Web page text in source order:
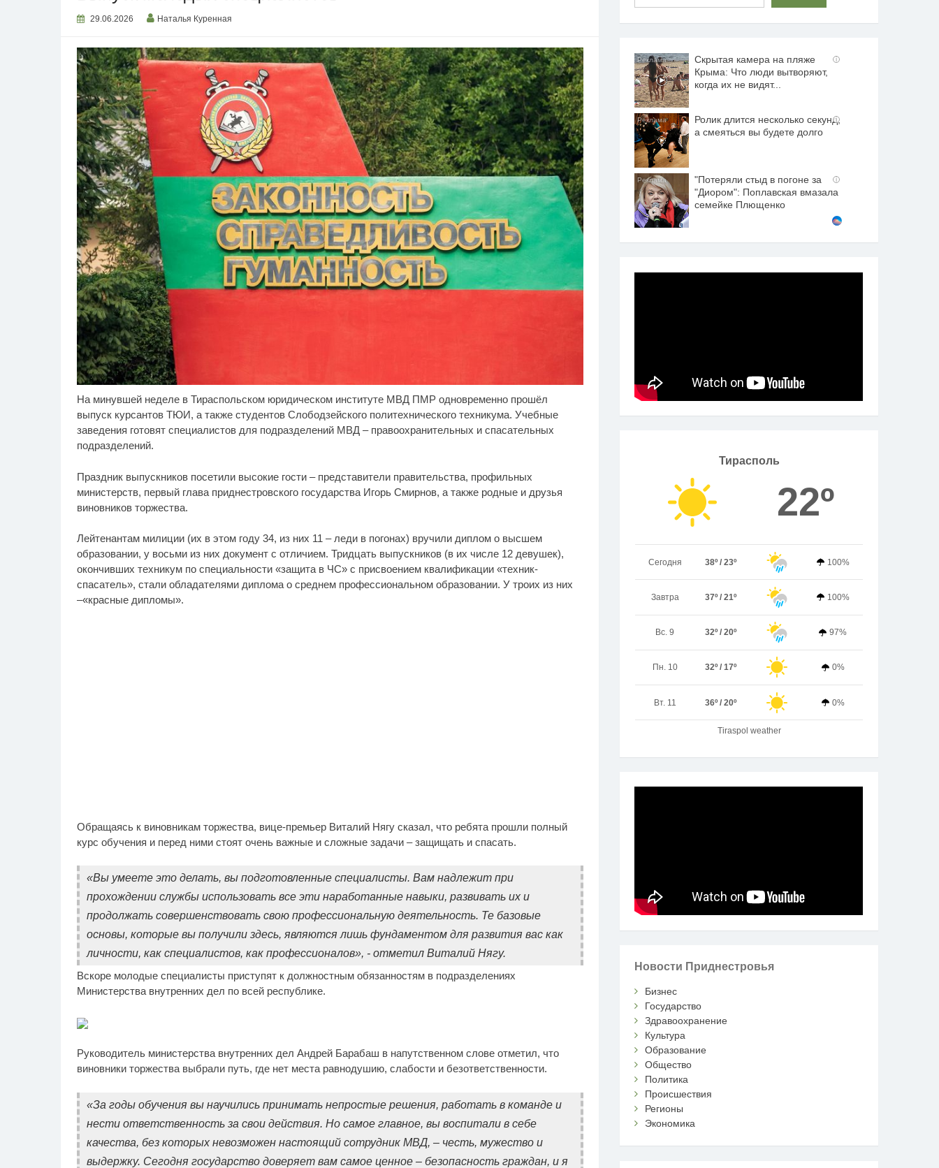
29.06.2026 Наталья Куренная
На минувшей неделе в Тираспольском юридическом институте МВД ПМР одновременно прошёл
выпуск курсантов ТЮИ, а также студентов Слободзейского политехнического техникума. Учебные
заведения готовят специалистов для подразделений МВД – правоохранительных и спасательных
подразделений.
Праздник выпускников посетили высокие гости – представители правительства, профильных
министерств, первый глава приднестровского государства Игорь Смирнов, а также родные и друзья
виновников торжества.
Лейтенантам милиции (их в этом году 34, из них 11 – леди в погонах) вручили диплом о высшем
образовании, у восьми из них документ с отличием. Тридцать выпускников (в их числе 12 девушек),
окончивших техникум по специальности «защита в ЧС» с присвоением квалификации «техник-
спасатель», стали обладателями диплома о среднем профессиональном образовании. У троих из них
–«красные дипломы».
Обращаясь к виновникам торжества, вице-премьер Виталий Нягу сказал, что ребята прошли полный
курс обучения и перед ними стоят очень важные и сложные задачи – защищать и спасать.
«Вы умеете это делать, вы подготовленные специалисты. Вам надлежит при
прохождении службы использовать все эти наработанные навыки, развивать их и
продолжать совершенствовать свою профессиональную деятельность. Те базовые
основы, которые вы получили здесь, являются лишь фундаментом для развития вас как
личности, как специалистов, как профессионалов», - отметил Виталий Нягу.
Вскоре молодые специалисты приступят к должностным обязанностям в подразделениях
Министерства внутренних дел по всей республике.
Руководитель министерства внутренних дел Андрей Барабаш в напутственном слове отметил, что
виновники торжества выбрали путь, где нет места равнодушию, слабости и безответственности.
«За годы обучения вы научились принимать непростые решения, работать в команде и
нести ответственность за свои действия. Но самое главное, вы воспитали в себе
качества, без которых невозможен настоящий сотрудник МВД, – честь, мужество и
выдержку. Сегодня государство доверяет вам самое ценное – безопасность граждан, и я
i
Скрытая камера на пляже
Крыма: Что люди вытворяют,
когда их не видят...
i
Ролик длится несколько секунд,
а смеяться вы будете долго
i
"Потеряли стыд в погоне за
"Диором": Поплавская вмазала
семейке Плющенко
Тирасполь
22º
Сегодня 38º / 23º 100%
Завтра 37º / 21º 100%
Вс. 9 32º / 20º 97%
Пн. 10 32º / 17º 0%
Вт. 11 36º / 20º 0%
Tiraspol weather
Новости Приднестровья
Бизнес
Государство
Здравоохранение
Культура
Образование
Общество
Политика
Происшествия
Регионы
Экономика
Этот танец невесты
оставит вас без слов!
Пересмотрела 10 раз
i
Ржу не переставая, это
видео пересмотришь не
раз
Ролик из Омска: вы
будете смеяться долго